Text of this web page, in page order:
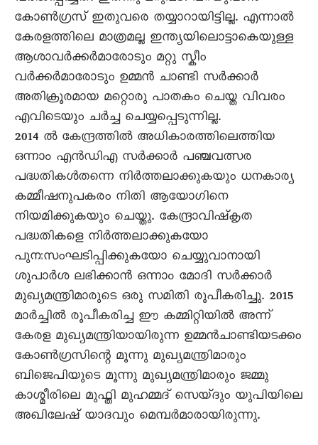
കോൺഗ്രസ് ഇതുവരെ തയ്യാറായിട്ടില്ല. എന്നാൽ
കേരളത്തിലെ മാത്രമല്ല ഇന്ത്യയിലൊട്ടാകെയുള്ള
ആശാവർക്കർമാരോടും മറ്റു സ്കീം
വർക്കർമാരോടും ഉമ്മൻ ചാണ്ടി സർക്കാർ
അതിക്രൂരമായ മറ്റൊരു പാതകം ചെയ്ത വിവരം
എവിടെയും ചർച്ച ചെയ്യപ്പെടുന്നില്ല.
2014 ൽ കേന്ദ്രത്തിൽ അധികാരത്തിലെത്തിയ
ഒന്നാം എൻഡിഎ സർക്കാർ പഞ്ചവത്സര
പദ്ധതികൾതന്നെ നിർത്തലാക്കുകയും ധനകാര്യ
കമ്മീഷനുപകരം നിതി ആയോഗിനെ
നിയമിക്കുകയും ചെയ്തു. കേന്ദ്രാവിഷ്കൃത
പദ്ധതികളെ നിർത്തലാക്കുകയോ
പുനഃസംഘടിപ്പിക്കുകയോ ചെയ്യുവാനായി
ശുപാർശ ലഭിക്കാൻ ഒന്നാം മോദി സർക്കാർ
മുഖ്യമന്ത്രിമാരുടെ ഒരു സമിതി രൂപീകരിച്ചു. 2015
മാർച്ചിൽ രൂപീകരിച്ച ഈ കമ്മിറ്റിയിൽ അന്ന്
കേരള മുഖ്യമന്ത്രിയായിരുന്ന ഉമ്മൻചാണ്ടിയടക്കം
കോൺഗ്രസിന്റെ മൂന്നു മുഖ്യമന്ത്രിമാരും
ബിജെപിയുടെ മൂന്നു മുഖ്യമന്ത്രിമാരും ജമ്മു
കാശ്മീരിലെ മുഫ്തി മുഹമ്മദ് സെയ്ദും യുപിയിലെ
അഖിലേഷ് യാദവും മെമ്പർമാരായിരുന്നു.